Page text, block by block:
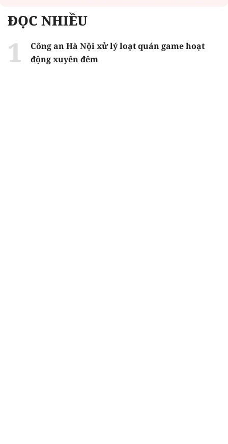
ĐỌC NHIỀU
Công an Hà Nội xử lý loạt quán game hoạt
động xuyên đêm